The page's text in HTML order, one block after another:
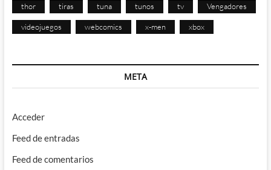
thor tiras tuna tunos tv Vengadores
videojuegos webcomics x-men xbox
META
Acceder
Feed de entradas
Feed de comentarios